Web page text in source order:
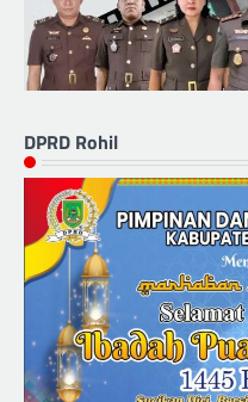
DPRD Rohil